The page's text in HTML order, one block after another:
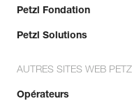
Petzl Fondation
Petzl Solutions
AUTRES SITES WEB
Opérateurs